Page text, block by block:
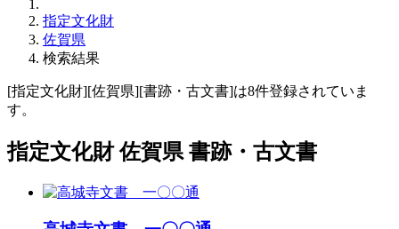
指定文化財
佐賀県
検索結果
[指定文化財][佐賀県][書跡・古文書]は8件登録されていま
す。
指定文化財 佐賀県 書跡・古文書